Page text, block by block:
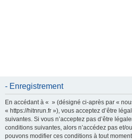
- Enregistrement
En accédant à « » (désigné ci-après par «
« https://hitnrun.fr »), vous acceptez d’être
suivantes. Si vous n’acceptez pas d’être
conditions suivantes, alors n’accédez pas et/
pouvons modifier ces conditions à tout